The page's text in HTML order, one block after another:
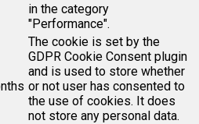
in the category
"Performance".
The cookie is set by the
GDPR Cookie Consent plugin
and is used to store whether
or not user has consented to
the use of cookies. It does
not store any personal data.